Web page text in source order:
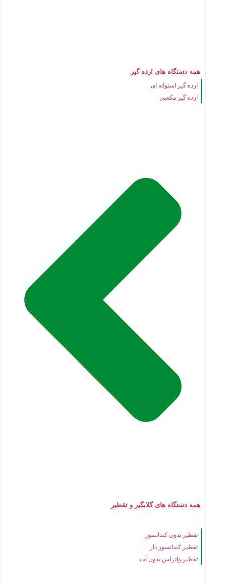
همه دستگاه های ارده گیر
ارده گیر استوانه ای
ارده گیر مکعبی
همه دستگاه های گلابگیر و تقطیر
تقطیر بدون کندانسور
تقطیر کندانسور دار
تقطیر واترلس بدون آب